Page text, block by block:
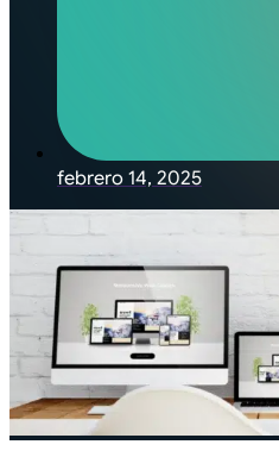
febrero 14, 2025